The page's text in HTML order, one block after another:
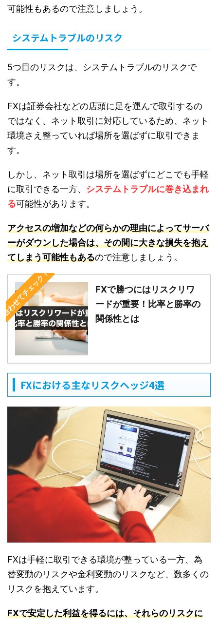
可能性もあるので注意しましょう。
システムトラブルのリスク
5つ目のリスクは、システムトラブルのリスクで
す。
FXは証券会社などの店頭に足を運んで取引するの
ではなく、ネット取引に対応しているため、ネット
環境さえ整っていれば場所を選ばずに取引できま
す。
しかし、ネット取引は場所を選ばずにどこでも手軽
に取引できる一方、 システムトラブルに巻き込まれ
る可能性があります。
アクセスの増加などの何らかの理由によってサーバ
ーがダウンした場合は、その間に大きな損失を抱え
てしまう可能性もあるので注意しましょう。
合わせてチェック！
FXで勝つにはリスクリワ
ードが重要！比率と勝率の
関係性とは
FXにおける主なリスクヘッジ4選
FXは手軽に取引できる環境が整っている一方、為
替変動のリスクや金利変動のリスクなど、数多くの
リスクを抱えています。
FXで安定した利益を得るには、それらのリスクに